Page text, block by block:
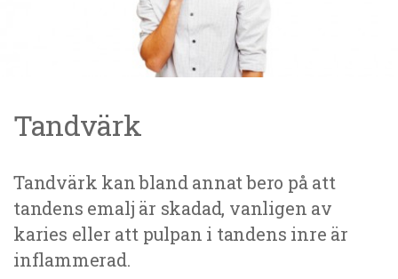
Tandvärk
Tandvärk kan bland annat bero på att
tandens emalj är skadad, vanligen av
karies eller att pulpan i tandens inre är
inflammerad.